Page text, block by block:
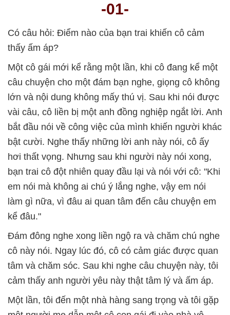
-01-
Có câu hỏi: Điểm nào của bạn trai khiến cô cảm
thấy ấm áp?
Một cô gái mới kể rằng một lần, khi cô đang kể một
câu chuyện cho một đám bạn nghe, giọng cô không
lớn và nội dung không mấy thú vị. Sau khi nói được
vài câu, cô liền bị một anh đồng nghiệp ngắt lời. Anh
bắt đầu nói về công việc của mình khiến người khác
bật cười. Nghe thấy những lời anh này nói, cô ấy
hơi thất vọng. Nhưng sau khi người này nói xong,
bạn trai cô đột nhiên quay đầu lại và nói với cô: "Khi
em nói mà không ai chú ý lắng nghe, vậy em nói
làm gì nữa, vì đâu ai quan tâm đến câu chuyện em
kể đâu."
Đám đông nghe xong liền ngộ ra và chăm chú nghe
cô này nói. Ngay lúc đó, cô có cảm giác được quan
tâm và chăm sóc. Sau khi nghe câu chuyện này, tôi
cảm thấy anh người yêu này thật tâm lý và ấm áp.
Một lần, tôi đến một nhà hàng sang trọng và tôi gặp